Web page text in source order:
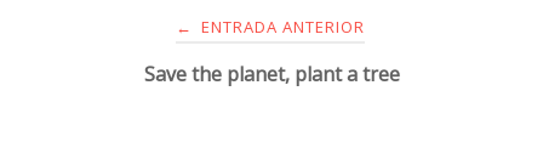
← ENTRADA ANTERIOR
Save the planet, plant a tree